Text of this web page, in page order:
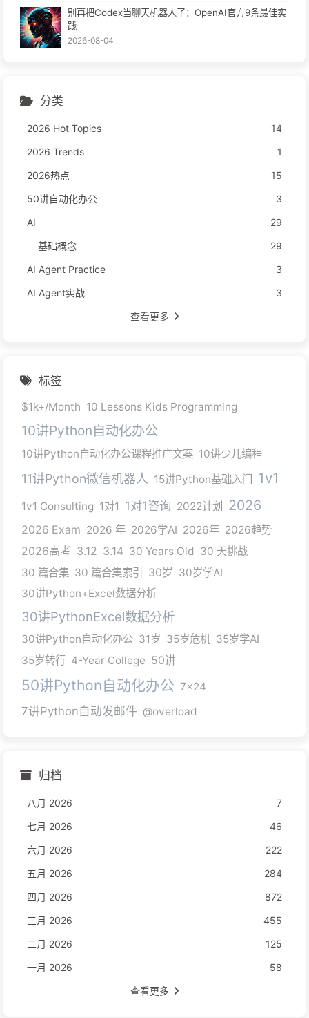
别再把Codex当聊天机器人了：OpenAI官方9条最佳实
践
2026-08-04
分类
2026 Hot Topics
14
2026 Trends
1
2026热点
15
50讲自动化办公
3
AI
29
基础概念
29
AI Agent Practice
3
AI Agent实战
3
查看更多
标签
$1k+/Month 10 Lessons Kids Programming
10讲Python自动化办公
10讲Python自动化办公课程推广文案 10讲少儿编程
11讲Python微信机器人 15讲Python基础入门 1v1
1v1 Consulting 1对1 1对1咨询 2022计划 2026
2026 Exam 2026 年 2026学AI 2026年 2026趋势
2026高考 3.12 3.14 30 Years Old 30 天挑战
30 篇合集 30 篇合集索引 30岁 30岁学AI
30讲Python+Excel数据分析
30讲PythonExcel数据分析
30讲Python自动化办公 31岁 35岁危机 35岁学AI
35岁转行 4-Year College 50讲
50讲Python自动化办公 7x24
7讲Python自动发邮件 @overload
归档
八月 2026
7
七月 2026
46
六月 2026
222
五月 2026
284
四月 2026
872
三月 2026
455
二月 2026
125
一月 2026
58
查看更多